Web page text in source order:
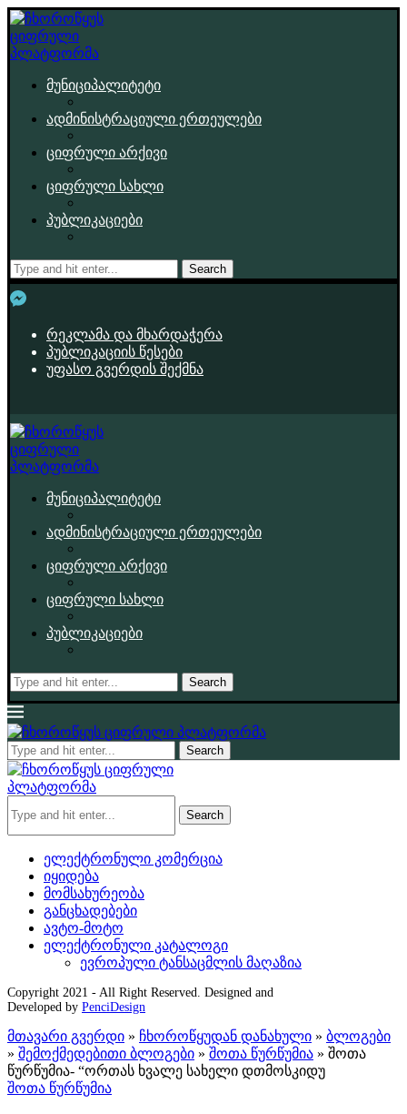
მუნიციპალიტეტი
ადმინისტრაციული ერთეულები
ციფრული არქივი
ციფრული სახლი
პუბლიკაციები
Search
რეკლამა და მხარდაჭერა
პუბლიკაციის წესები
უფასო გვერდის შექმნა
მუნიციპალიტეტი
ადმინისტრაციული ერთეულები
ციფრული არქივი
ციფრული სახლი
პუბლიკაციები
Search
Search
Search
ელექტრონული კომერცია
იყიდება
მომსახურეობა
განცხადებები
ავტო-მოტო
ელექტრონული კატალოგი
ევროპული ტანსაცმლის მაღაზია
Copyright 2021 - All Right Reserved. Designed and
Developed by PenciDesign
მთავარი გვერდი » ჩხოროწყუდან დანახული » ბლოგები
» შემოქმედებითი ბლოგები » შოთა წურწუმია » შოთა
წურწუმია- “ორთას ხვალე სახელი დთმოსკიდუ
შოთა წურწუმია